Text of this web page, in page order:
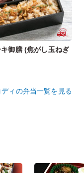
御膳 (焦がし玉ねぎ
ィの弁当一覧を見る